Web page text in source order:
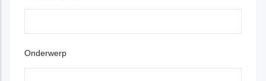
Onderwerp